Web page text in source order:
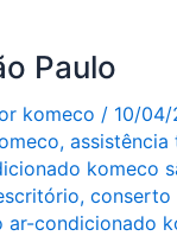
Paulo
komeco / 10/
,
komeco
, conserto
ar-condicionado